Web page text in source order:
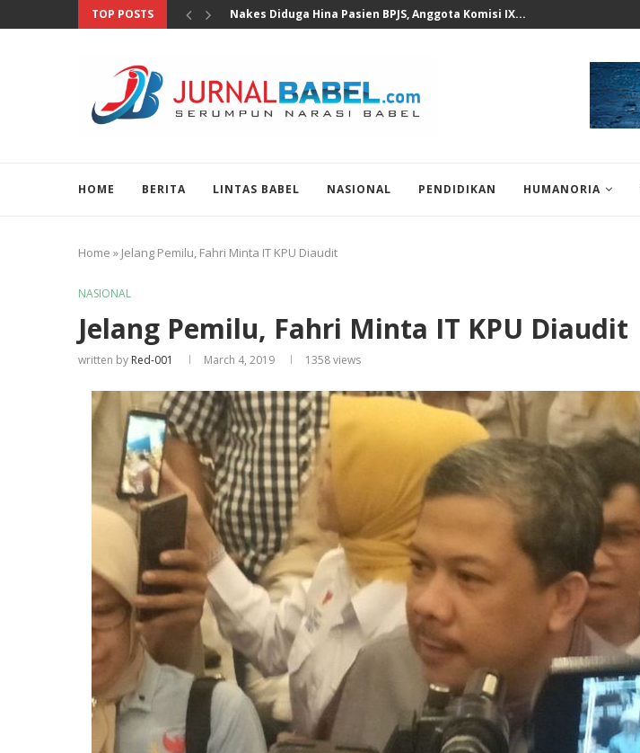
TOP POSTS MKD DPR Segera Bahas Laporan KWP Terhadap Deddy...
HOME BERITA LINTAS BABEL NASIONAL PENDIDIKAN HUMANORIA
Home » Jelang Pemilu, Fahri Minta IT KPU Diaudit
NASIONAL
Jelang Pemilu, Fahri Minta IT KPU Diaudit
written by Red-001 March 4, 2019 1358views